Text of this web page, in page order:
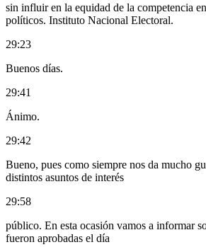
sin influir en la equidad de la competencia
políticos. Instituto Nacional Electoral.
29:23
Buenos días.
29:41
Ánimo.
29:42
Bueno, pues como siempre nos da mucho
distintos asuntos de interés
29:58
público. En esta ocasión vamos a informar
fueron aprobadas el día